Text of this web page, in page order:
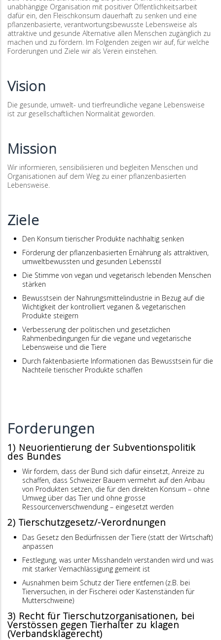
unabhängige Organisation mit positiver Öffentlichkeitsarbeit
dafür ein, den Fleischkonsum dauerhaft zu senken und eine
pflanzenbasierte, verantwortungsbewusste Lebensweise als
attraktive und gesunde Alternative allen Menschen zugänglich zu
machen und zu fördern. Im Folgenden zeigen wir auf, für welche
Forderungen und Ziele wir als Verein einstehen.
Vision
Die gesunde, umwelt- und tierfreundliche vegane Lebensweise
ist zur gesellschaftlichen Normalität geworden.
Mission
Wir informieren, sensibilisieren und begleiten Menschen und
Organisationen auf dem Weg zu einer pflanzenbasierten
Lebensweise.
Ziele
Den Konsum tierischer Produkte nachhaltig senken
Förderung der pflanzenbasierten Ernährung als attraktiven,
umweltbewussten und gesunden Lebensstil
Die Stimme von vegan und vegetarisch lebenden Menschen
stärken
Bewusstsein der Nahrungsmittelindustrie in Bezug auf die
Wichtigkeit der kontrolliert veganen & vegetarischen
Produkte steigern
Verbesserung der politischen und gesetzlichen
Rahmenbedingungen für die vegane und vegetarische
Lebensweise und die Tiere
Durch faktenbasierte Informationen das Bewusstsein für die
Nachteile tierischer Produkte schaffen
Forderungen
1) Neuorientierung der Subventionspolitik
des Bundes
Wir fordern, dass der Bund sich dafür einsetzt, Anreize zu
schaffen, dass Schweizer Bauern vermehrt auf den Anbau
von Produkten setzen, die für den direkten Konsum – ohne
Umweg über das Tier und ohne grosse
Ressourcenverschwendung – eingesetzt werden
2) Tierschutzgesetz/-Verordnungen
Das Gesetz den Bedürfnissen der Tiere (statt der Wirtschaft)
anpassen
Festlegung, was unter Misshandeln verstanden wird und was
mit starker Vernachlässigung gemeint ist
Ausnahmen beim Schutz der Tiere entfernen (z.B. bei
Tierversuchen, in der Fischerei oder Kastenständen für
Mutterschweine)
3) Recht für Tierschutzorganisationen, bei
Verstössen gegen Tierhalter zu klagen
(Verbandsklagerecht)